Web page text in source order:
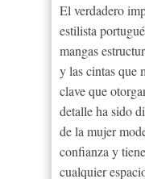
El verdadero
estilista
mangas
y las cintas que
clave que
detalle ha sido
de la mujer
confianza y
cualquier